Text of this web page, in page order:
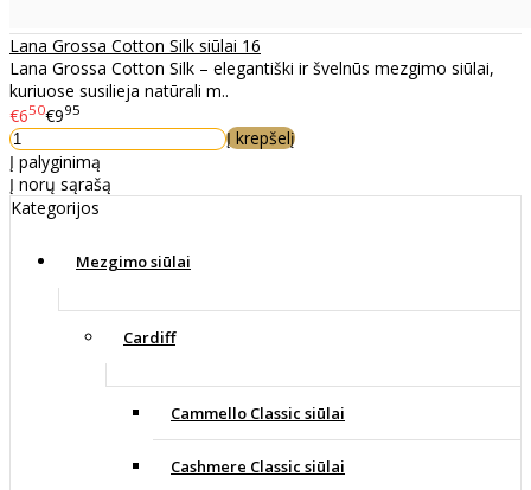
Lana Grossa Cotton Silk siūlai 16
Lana Grossa Cotton Silk – elegantiški ir švelnūs mezgimo siūlai,
kuriuose susilieja natūrali m..
€650€995
Į krepšelį
Į palyginimą
Į norų sąrašą
Kategorijos
Mezgimo siūlai
Cardiff
Cammello Classic siūlai
Cashmere Classic siūlai